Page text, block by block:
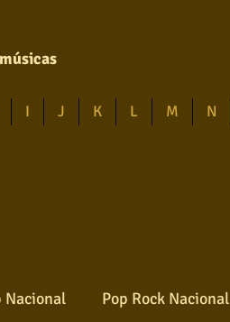
I J K L M N
Nacional Pop Rock Nacional